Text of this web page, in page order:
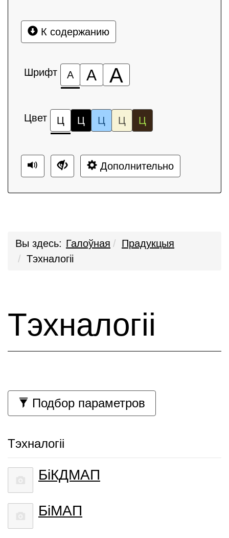
К содержанию
Шрифт А А А
Цвет Ц Ц Ц Ц Ц
Дополнительно
Вы здесь: Галоўная
Прадукцыя
Тэхналогіі
Тэхналогіі
Подбор параметров
Тэхналогіі
БiКДМАП
БiМАП